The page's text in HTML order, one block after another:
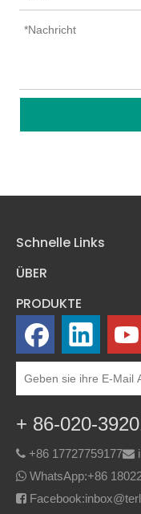
Schnelle Links
ÜBER
PRODUKTE
+ 86-020-
 +86 17727759177
 WhatsApp:+86
